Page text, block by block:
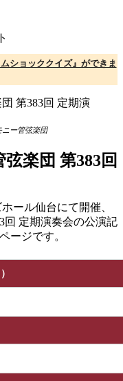
ショッククイズ』ができま
ー管弦楽団
楽団 第383回
ール仙台にて開催、
回 定期演奏会の公演記
ージです。